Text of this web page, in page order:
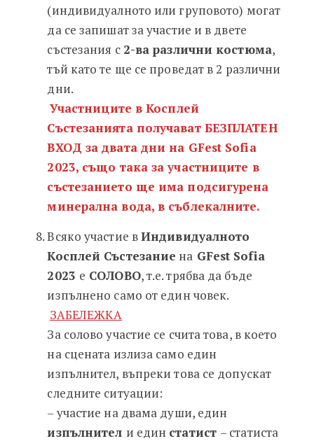
(индивидуалното или груповото) могат
да се запишат за участие и в двете
състезания с 2-ва различни костюма,
тъй като те ще се проведат в 2 различни
дни.
Участниците в Косплей
Състезанията получават БЕЗПЛАТЕН
ВХОД за двата дни на GFest Sofia
2023, също така за участниците в
състезанието ще има подсигурена
минерална вода, в съблекалните.
Всяко участие вИндивидуалното
Косплей Състезание на GFest Sofia
2023 е СОЛОВО, т.е. трябва да бъде
изпълнено само от един човек.
ЗАБЕЛЕЖКА
За солово участие се счита това, в което
на сцената излиза само един
изпълнител, въпреки това се допускат
следните ситуации:
– участие на двама души, един
изпълнител и един статист – статиста